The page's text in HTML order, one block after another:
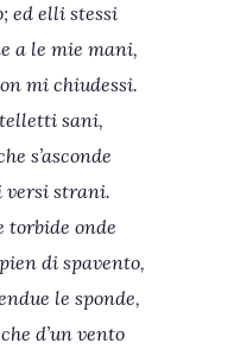
ed elli stessi
a le mie mani,
mi chiudessi.
sani,
s’asconde
versi strani.
torbide onde
di spavento,
le sponde,
d’un vento